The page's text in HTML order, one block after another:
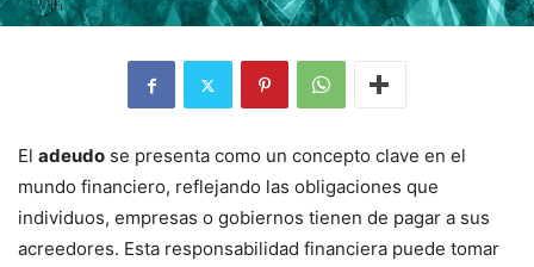
El adeudo se presenta como un concepto clave en el
mundo financiero, reflejando las obligaciones que
individuos, empresas o gobiernos tienen de pagar a sus
acreedores. Esta responsabilidad financiera puede tomar